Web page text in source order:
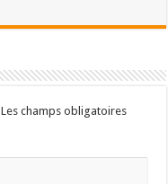
Les champs obligatoires